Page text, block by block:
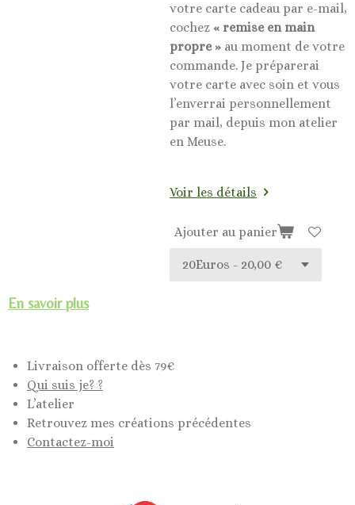
votre carte cadeau par e-mail,
cochez « remise en main
propre » au moment de votre
commande. Je préparerai
votre carte avec soin et vous
l’enverrai personnellement
par mail, depuis mon atelier
en Meuse.
Voir les détails
Ajouter au panier
En savoir plus
Livraison offerte dès 79€
Qui suis je? ?
L’atelier
Retrouvez mes créations précédentes
Contactez-moi